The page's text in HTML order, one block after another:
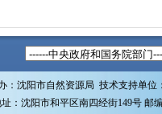
：沈阳市自然资源局 技术支持单位
：沈阳市和平区南四经街149号 邮